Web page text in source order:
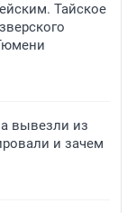
Тайское
вывезли из
и зачем